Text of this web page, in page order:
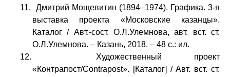
11. Дмитрий Мощевитин (1894–1974). Графика. 3-я
выставка проекта «Московские казанцы».
Каталог / Авт.-сост. О.Л.Улемнова, авт. вст. ст.
О.Л.Улемнова. – Казань, 2018. – 48 с.: ил.
12. Художественный проект
«Контрапост/Contrapost». [Каталог] / Авт. вст. ст.